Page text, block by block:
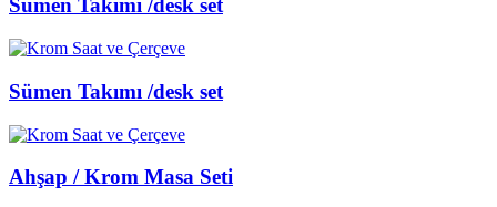
Sümen Takımı /desk set
Sümen Takımı /desk set
Ahşap / Krom Masa Seti